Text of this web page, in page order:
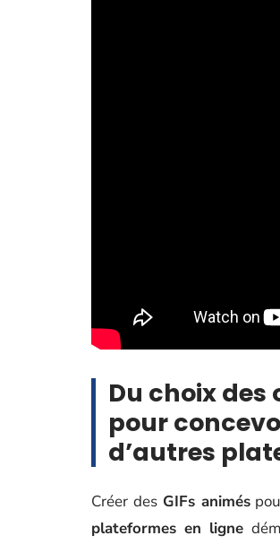
Du choix
pour
d’autres
Créer des GIFs animés
plateformes en ligne